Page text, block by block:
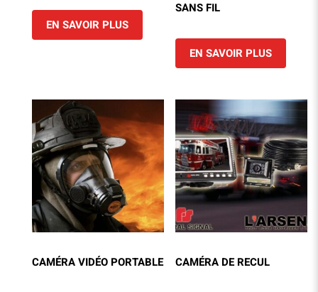
EN SAVOIR PLUS
SANS FIL
EN SAVOIR PLUS
CAMÉRA VIDÉO PORTABLE CAMÉRA DE RECUL